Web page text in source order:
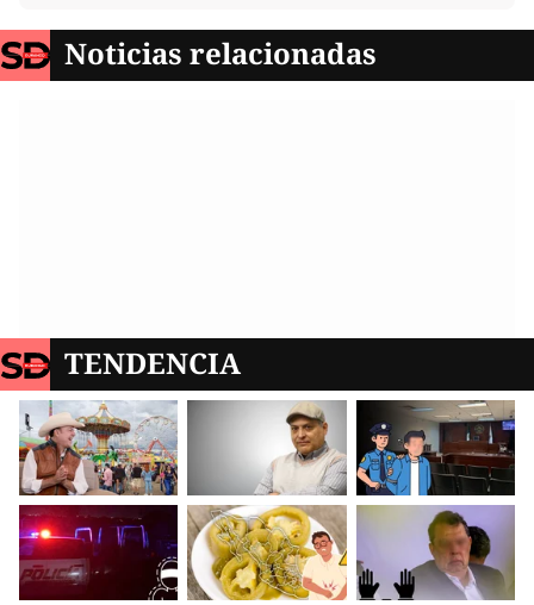
Noticias relacionadas
TENDENCIA